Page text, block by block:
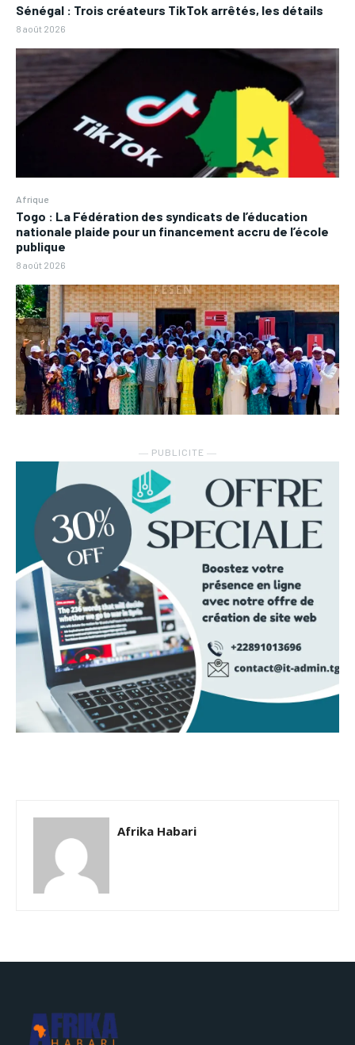
Sénégal : Trois créateurs TikTok arrêtés, les détails
8 août 2026
Afrique
Togo : La Fédération des syndicats de l’éducation
nationale plaide pour un financement accru de l’école
publique
8 août 2026
― PUBLICITE ―
Afrika Habari